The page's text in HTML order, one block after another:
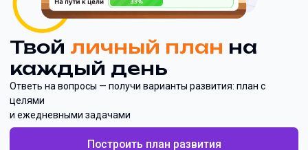
Твой личный план на
каждый день
Ответь на вопросы — получи варианты развития: план с
целями
и ежедневными задачами
Построить план развития